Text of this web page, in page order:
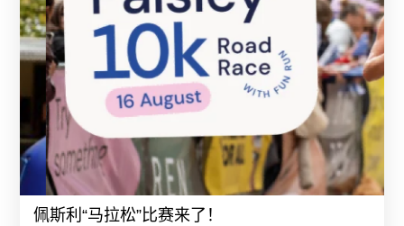
佩斯利“马拉松”比赛来了！